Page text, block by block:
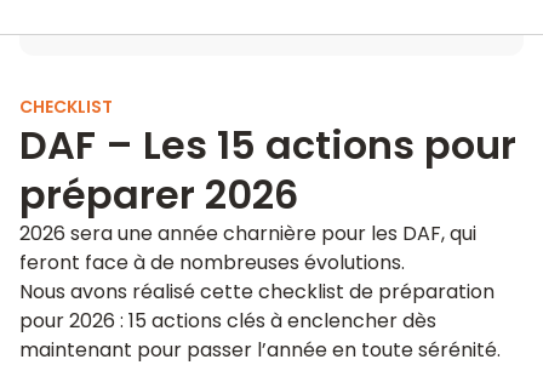
CHECKLIST
DAF – Les 15 actions pour
préparer 2026
2026 sera une année charnière pour les DAF, qui
feront face à de nombreuses évolutions.
Nous avons réalisé cette checklist de préparation
pour 2026 : 15 actions clés à enclencher dès
maintenant pour passer l’année en toute sérénité.